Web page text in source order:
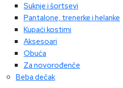
Suknje i šortsevi
Pantalone, trenerke i helanke
Kupaći kostimi
Aksesoari
Obuća
Za novorođenče
Beba dečak